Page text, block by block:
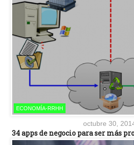
ECONOMÍA-RRHH
octubre 30,
34 apps de negocio para ser más